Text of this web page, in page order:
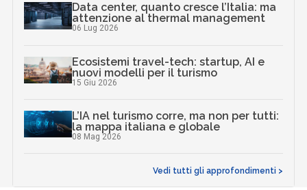
Data center, quanto cresce l’Italia: ma
attenzione al thermal management
06 Lug 2026
Ecosistemi travel-tech: startup, AI e
nuovi modelli per il turismo
15 Giu 2026
L’IA nel turismo corre, ma non per tutti:
la mappa italiana e globale
08 Mag 2026
Vedi tutti gli approfondimenti >